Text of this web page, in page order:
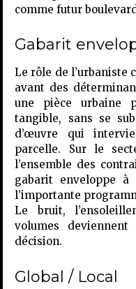
comme futur
Gabarit
Le rôle de l’urbaniste
avant des
une pièce urbaine
tangible, sans se
d’œuvre qui
parcelle. Sur le
l’ensemble des
gabarit enveloppe à
l’importante
Le bruit,
volumes
décision.
Global / Local